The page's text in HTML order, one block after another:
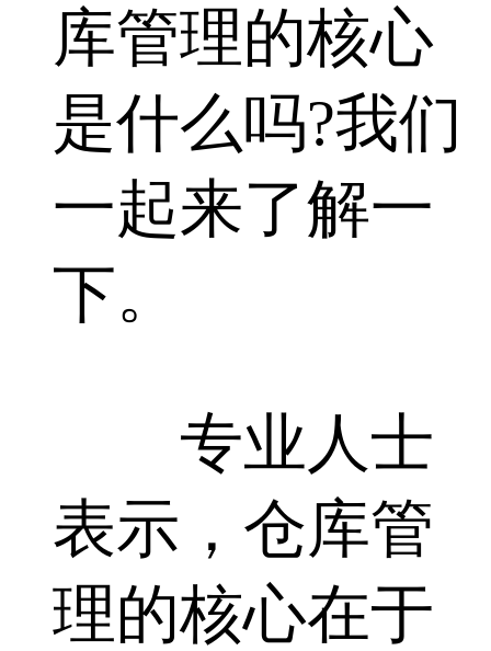
库管理的核心
是什么吗?我们
一起来了解一
下。
专业人士
表示，仓库管
理的核心在于